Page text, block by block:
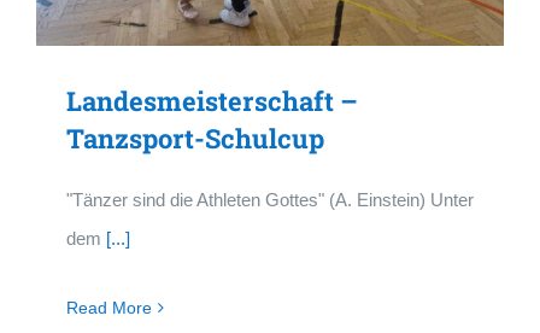
Landesmeisterschaft –
Tanzsport-Schulcup
"Tänzer sind die Athleten Gottes" (A. Einstein) Unter
dem [...]
Read More